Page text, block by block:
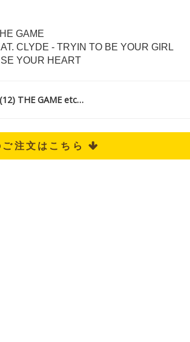
GAME
CLYDE - TRYIN TO BE YOUR GIRL
YOUR HEART
THE GAME etc…
注文はこちら 